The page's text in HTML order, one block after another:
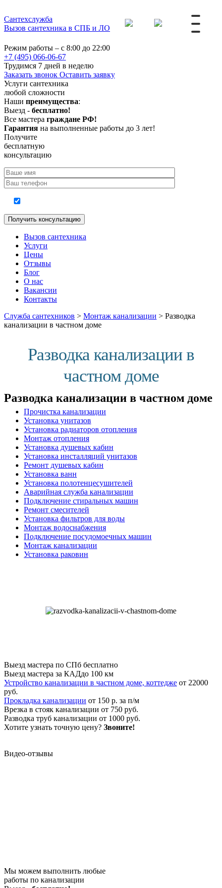
Сантехслужба
Вызов сантехника в СПБ и ЛО
Режим работы – с 8:00 до 22:00
+7 (495) 066-06-67
Трудимся 7 дней в неделю
Заказать звонок Оставить заявку
Услуги сантехника
любой сложности
Наши преимущества:
Выезд - бесплатно!
Все мастера граждане РФ!
Гарантия на выполненные работы до 3 лет!
Получите
бесплатную
консультацию
Вызов сантехника
Услуги
Цены
Отзывы
Блог
О нас
Вакансии
Контакты
Служба сантехников > Монтаж канализации > Разводка
канализации в частном доме
Разводка канализации в
частном доме
Разводка канализации в частном доме
Прочистка канализации
Установка унитазов
Установка радиаторов отопления
Монтаж отопления
Установка душевых кабин
Установка инсталляций унитазов
Ремонт душевых кабин
Установка ванн
Установка полотенцесушителей
Аварийная служба канализации
Подключение стиральных машин
Ремонт смесителей
Установка фильтров для воды
Монтаж водоснабжения
Подключение посудомоечных машин
Монтаж канализации
Установка раковин
Выезд мастера по СПб бесплатно
Выезд мастера за КАДдо 100 км
Устройство канализации в частном доме, коттедже от 22000
руб.
Прокладка канализации от 150 р. за п/м
Врезка в стояк канализации от 750 руб.
Разводка труб канализации от 1000 руб.
Хотите узнать точную цену? Звоните!
Видео-отзывы
Мы можем выполнить любые
работы по канализации